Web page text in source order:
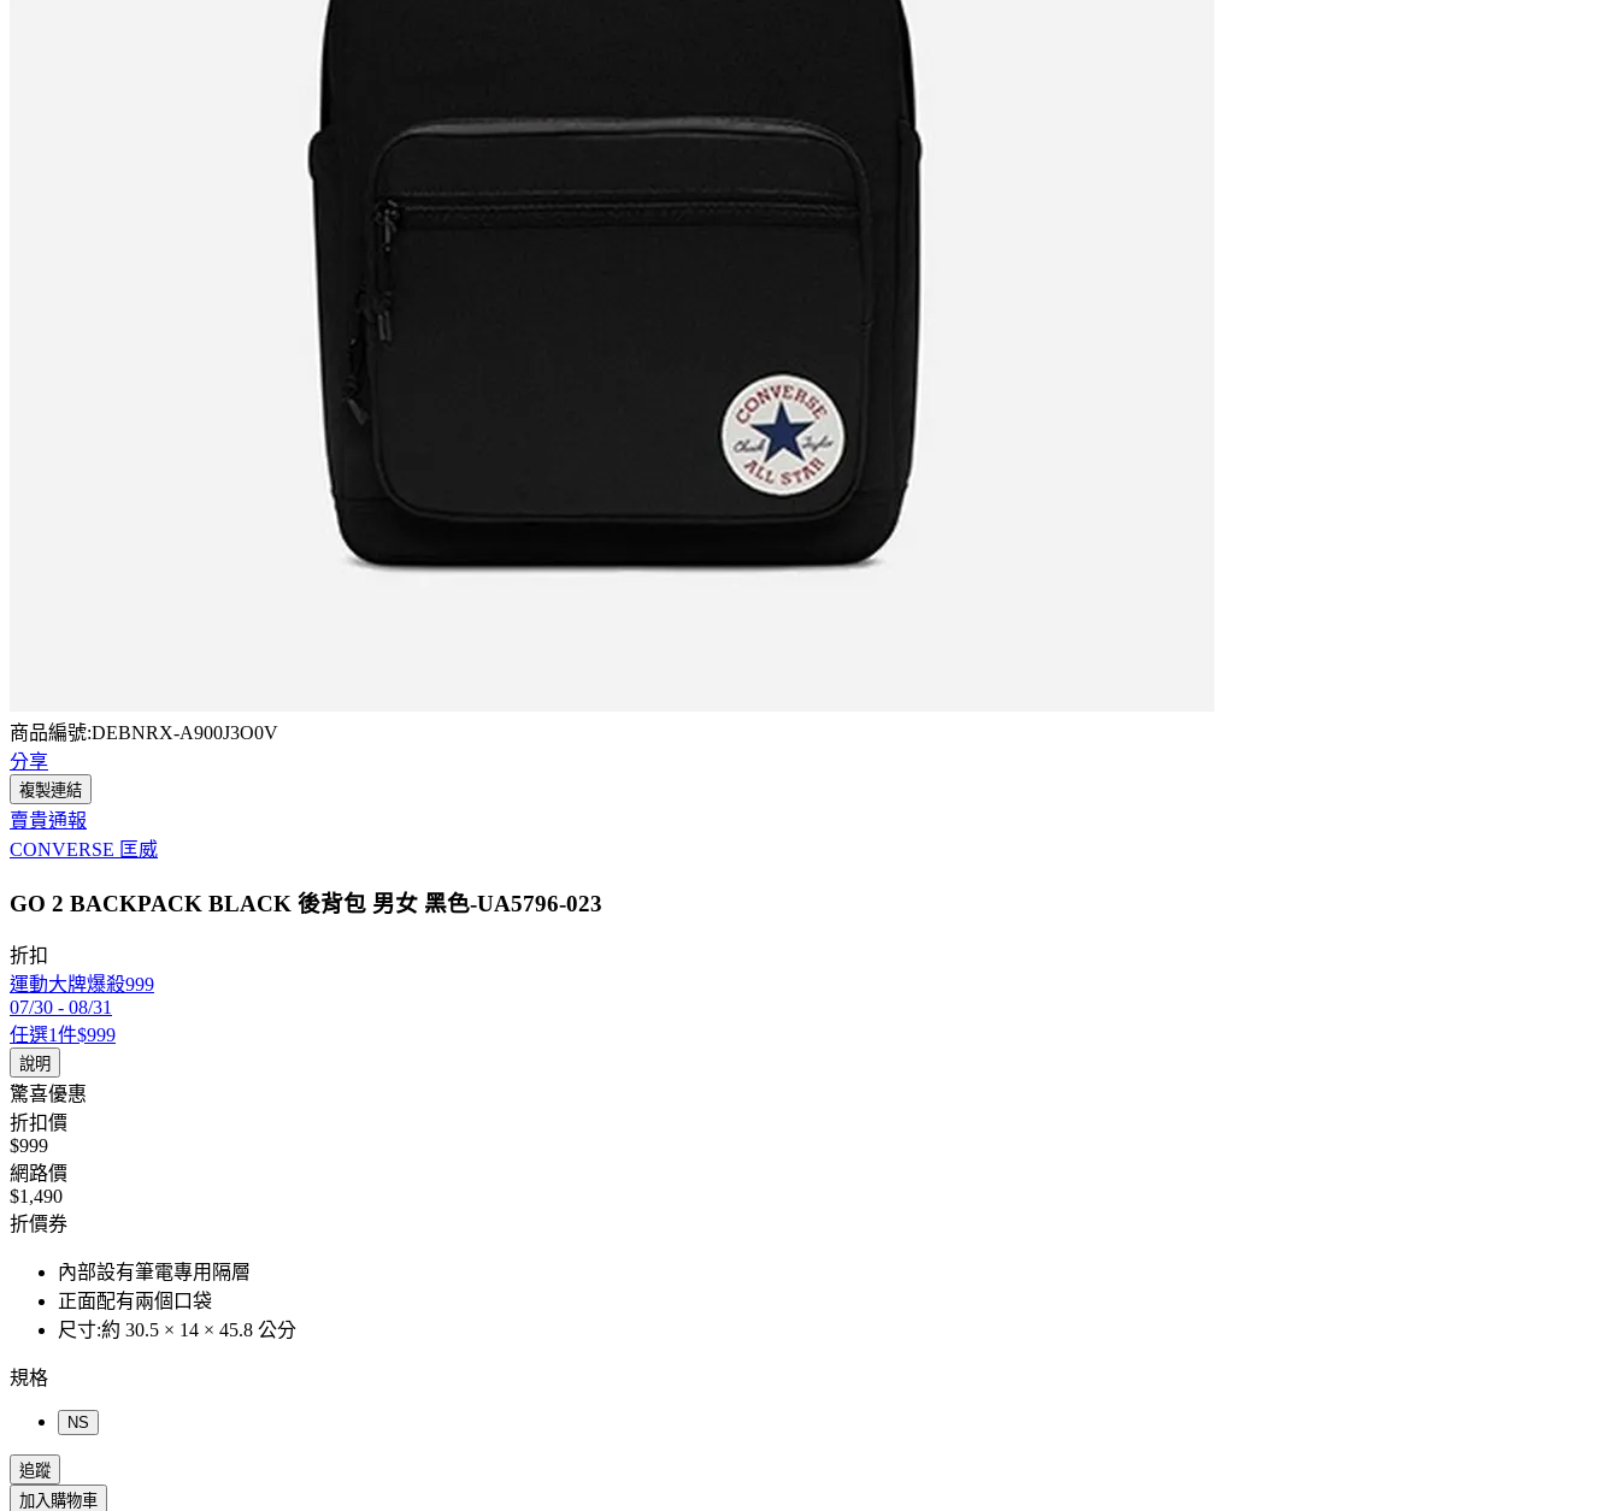
商品編號:DEBNRX-A900J3O0V
分享
複製連結
賣貴通報
CONVERSE 匡威
GO 2 BACKPACK BLACK 後背包 男女 黑色-UA5796-023
折扣
運動大牌爆殺999
07/30 - 08/31
任選1件$999
說明
驚喜優惠
折扣價
$999
網路價
$1,490
折價券
內部設有筆電專用隔層
正面配有兩個口袋
尺寸:約 30.5 × 14 × 45.8 公分
規格
NS
追蹤
加入購物車